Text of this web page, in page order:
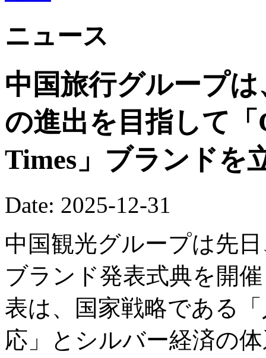
ニュース
中国旅行グループ
の進出を目指して
Times」ブランドを
Date: 2025-12-31
中国観光グループは先
ブランド発表式典を開
表は、国家戦略である
応」とシルバー経済の